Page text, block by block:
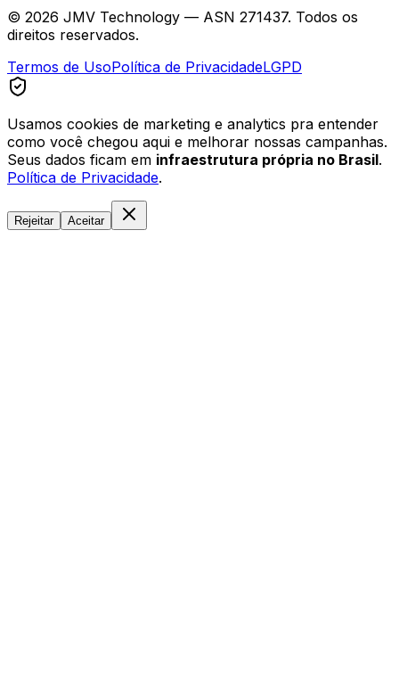
© 2026 JMV Technology — ASN 271437. Todos os
direitos reservados.
Termos de UsoPolítica de PrivacidadeLGPD
Usamos cookies de marketing e analytics pra entender
como você chegou aqui e melhorar nossas campanhas.
Seus dados ficam em infraestrutura própria no Brasil.
Política de Privacidade.
Rejeitar Aceitar